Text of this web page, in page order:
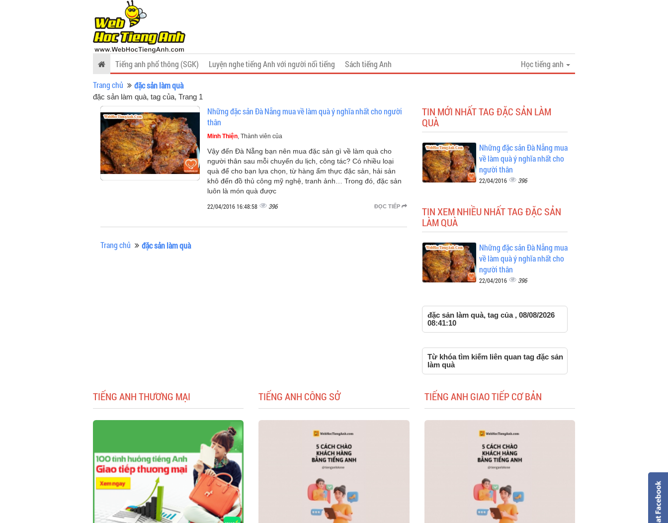
Tiếng anh phổ thông (SGK) Luyện nghe tiếng Anh với người nổi tiếng Sách tiếng Anh
Học tiếng anh
Trang chủ
đặc sản làm quà
đặc sản làm quà, tag của, Trang 1
Những đặc sản Đà Nẵng mua về làm quà ý nghĩa nhất cho người
thân
Minh Thiện, Thành viên của
Vậy đến Đà Nẵng bạn nên mua đặc sản gì về làm quà cho
người thân sau mỗi chuyến du lịch, công tác? Có nhiều loại
quà để cho bạn lựa chọn, từ hàng ẩm thực đặc sản, hải sản
khô đến đồ thủ công mỹ nghệ, tranh ảnh… Trong đó, đặc sản
luôn là món quà được
ĐỌC TIẾP
22/04/2016 16:48:58 396
Trang chủ đặc sản làm quà
TIN MỚI NHẤT TAG ĐẶC SẢN LÀM
QUÀ
Những đặc sản Đà Nẵng mua
về làm quà ý nghĩa nhất cho
người thân
22/04/2016 396
TIN XEM NHIỀU NHẤT TAG ĐẶC SẢN
LÀM QUÀ
Những đặc sản Đà Nẵng mua
về làm quà ý nghĩa nhất cho
người thân
22/04/2016 396
đặc sản làm quà, tag của , 08/08/2026
08:41:10
Từ khóa tìm kiếm liên quan tag đặc sản
làm quà
TIẾNG ANH THƯƠNG MẠI TIẾNG ANH CÔNG SỞ TIẾNG ANH GIAO TIẾP CƠ BẢN